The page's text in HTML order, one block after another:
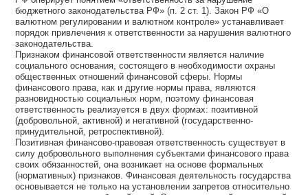
бюджетного законодательства РФ» (п. 2 ст. 1). Закон РФ «О
валютном регулировании и валютном контроле» устанавливает
порядок привлечения к ответственности за нарушения валютного
законодательства.
Признаком финансовой ответственности является наличие
социального основания, состоящего в необходимости охраны
общественных отношений финансовой сферы. Нормы
финансового права, как и другие нормы права, являются
разновидностью социальных норм, поэтому финансовая
ответственность реализуется в двух формах: позитивной
(добровольной, активной) и негативной (государственно-
принудительной, ретроспективной).
Позитивная финансово-правовая ответственность существует в
силу добровольного выполнения субъектами финансового права
своих обязанностей, она возникает на основе формальных
(нормативных) признаков. Финансовая деятельность государства
основывается не только на установлении запретов относительно